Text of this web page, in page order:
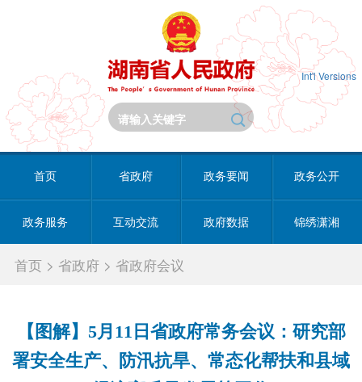
Int'l Versions
首页 省政府 政务要闻 政务公开
政务服务 互动交流 政府数据 锦绣潇湘
首页 > 省政府 > 省政府会议
【图解】5月11日省政府常务会议：研究部
署安全生产、防汛抗旱、常态化帮扶和县域